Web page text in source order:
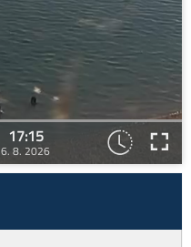
17:15
6. 8. 2026